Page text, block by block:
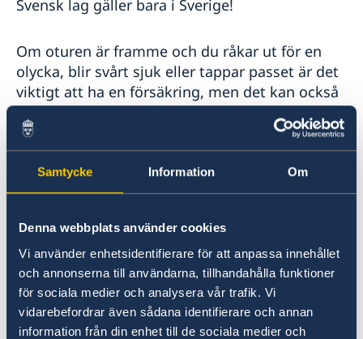
Samtycke Information Om
Denna webbplats använder cookies
Vi använder enhetsidentifierare för att anpassa innehållet
och annonserna till användarna, tillhandahålla funktioner
för sociala medier och analysera vår trafik. Vi
vidarebefordrar även sådana identifierare och annan
information från din enhet till de sociala medier och
Svensk lag gäller bara i Sverige!
Om oturen är framme och du råkar ut för en
olycka, blir svårt sjuk eller tappar passet är det
viktigt att ha en försäkring, men det kan också
vara bra att veta vad svenska ambassader och
konsulat kan hjälpa dig med.
Vad kan du få hjälp med?
det vill säga, hjälp till självhjälp
att kontakta försäkringsbolagens
larmcentraler – Euro-Alarm, Nordic
Assistance eller SOS International
att kontakta anhöriga i en nödsituation